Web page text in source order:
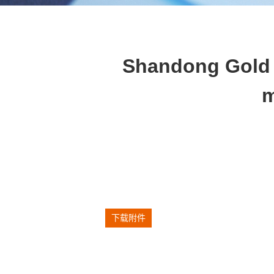
Shandong
下载附件